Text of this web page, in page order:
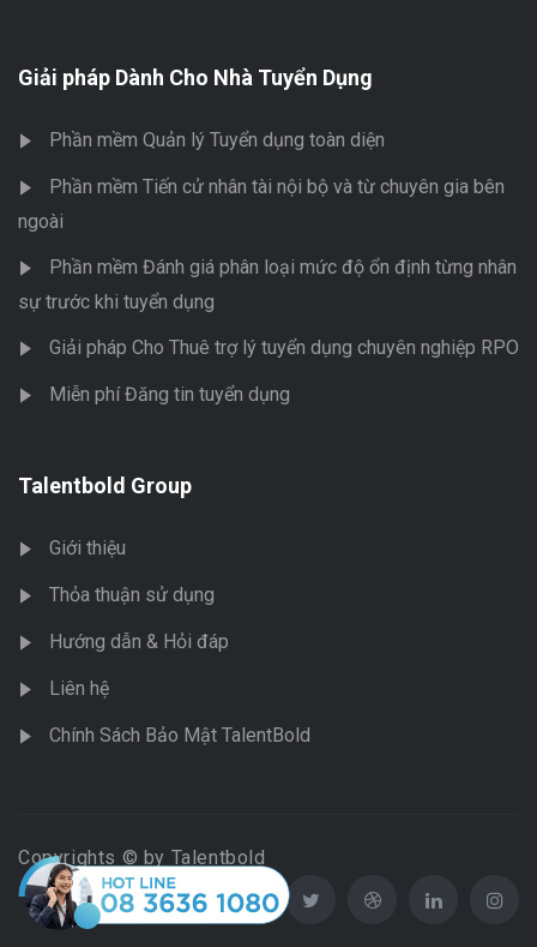
Giải pháp Dành Cho Nhà Tuyển Dụng
Phần mềm Quản lý Tuyển dụng toàn diện
Phần mềm Tiến cử nhân tài nội bộ và từ chuyên gia bên
ngoài
Phần mềm Đánh giá phân loại mức độ ổn định từng nhân
sự trước khi tuyển dụng
Giải pháp Cho Thuê trợ lý tuyển dụng chuyên nghiệp RPO
Miễn phí Đăng tin tuyển dụng
Talentbold Group
Giới thiệu
Thỏa thuận sử dụng
Hướng dẫn & Hỏi đáp
Liên hệ
Chính Sách Bảo Mật TalentBold
Copyrights © by Talentbold